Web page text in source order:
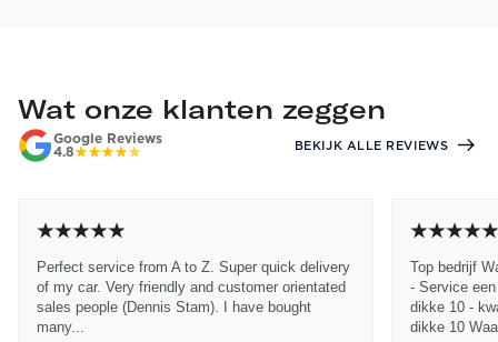
Wat onze klanten zeggen
Google Reviews
4.8
BEKIJK ALLE REVIEWS
Perfect service from A to Z. Super quick delivery
of my car. Very friendly and customer orientated
sales people (Dennis Stam). I have bought
many...
Top bedrijf
- Service
dikke 10 -
dikke 10